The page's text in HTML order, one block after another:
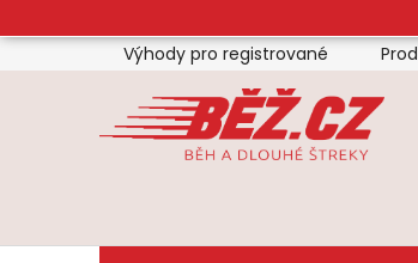
na
obsah
Výhody pro registrované